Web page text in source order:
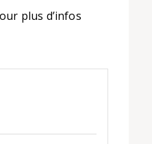
plus d’infos